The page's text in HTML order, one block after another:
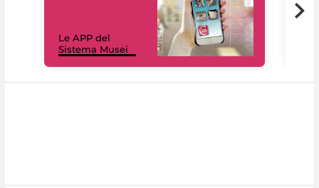
Le APP del
Sistema Musei